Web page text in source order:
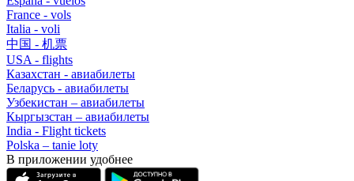
France - vols
Italia - voli
中国 - 机票
USA - flights
Казахстан - авиабилеты
Беларусь - авиабилеты
Узбекистан – авиабилеты
Кыргызстан – авиабилеты
India - Flight tickets
Polska – tanie loty
В приложении удобнее